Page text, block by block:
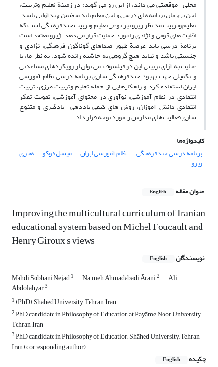
محلی- موقعیتی می داند، از این رو می گوید: در زمینة تعلیم وتربیت،
لحن ترجمان برنامه های درسی و لحن معلم باید متضمن چندآوایی باشد.
تعلیم وتربیت مد نظر ژیرو نیز نوعی تعلیم وتربیت چندفرهنگی است که
اقلیت های قومی و نژادی را مورد حمایت قرار می دهد. ژیرو معتقد است
برنامة درسی باید عرصة ظهور صداهای گوناگون فرهنگی، نژادی و
جنسیتی باشد و نباید هیچ گروهی به حاشیه رانده شود. به نظر ما، با
عنایت به آرای تربیتی این دو فیلسوف می توان از رویکردهای مساعدتی
و تکمیلی جهت بهبود چندفرهنگی سازی برنامة درسی نظام آموزشی
ایران استفاده کرد و راهکارهایی از جمله تعلیم وتربیت مرزی، تربیت
انتقادی در نظام آموزشی، نوآوری در محتوای آموزشی، تقویت تفکر
انتقادی دانش آموزان، روش های کیفی یاددهی- یادگیری و متنوع
سازی فعالیت های مدارس را مورد توجه قرار داد.
کلیدواژه‌ها
برنامة درسی چندفرهنگی
نظام آموزشی ایران میشل فوکو هنری
ژیرو
عنوان مقاله English
Improving the multicultural curriculum of Iranian
educational system based on Michel Foucault and
Henry Giroux s views
نویسندگان English
Mahdi Sobhāni Nejād1 Najmeh Ahmadābādi Ārāni2 Ali
Abdolāhyār3
1(PhD), Shāhed University, Tehran, Iran
2PhD candidate in Philosophy of Education at Payāme Noor University,
Tehran, Iran
3PhD candidate in Philosophy of Education, Shāhed University, Tehran,
Iran (corresponding author)
چکیده
English